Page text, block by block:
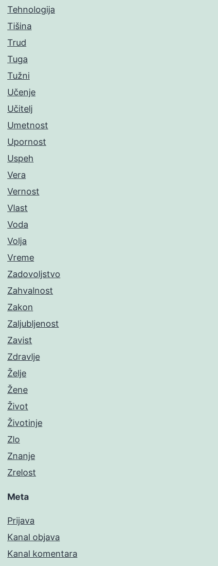
Tehnologija
Tišina
Trud
Tuga
Tužni
Učenje
Učitelj
Umetnost
Upornost
Uspeh
Vera
Vernost
Vlast
Voda
Volja
Vreme
Zadovoljstvo
Zahvalnost
Zakon
Zaljubljenost
Zavist
Zdravlje
Želje
Žene
Život
Životinje
Zlo
Znanje
Zrelost
Meta
Prijava
Kanal objava
Kanal komentara